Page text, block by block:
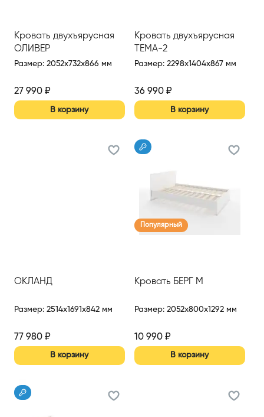
Кровать двухъярусная
ОЛИВЕР
Размер: 2052x732x866 мм
27 990 ₽
В корзину
Кровать двухъярусная
ТЕМА-2
Размер: 2298x1404x867 мм
36 990₽
В корзину
ОКЛАНД
Размер: 2514x1691x842 мм
77 980 ₽
В корзину
Популярный
Кровать БЕРГ М
Размер: 2052x800x1292 мм
10 990₽
В корзину